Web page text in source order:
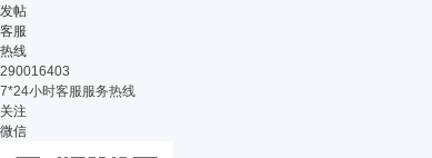
发帖
客服
热线
290016403
7*24小时客服服务热线
关注
微信